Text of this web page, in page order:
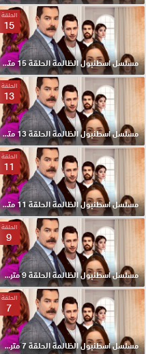
الحلقة
15
مسلسل اسطنبول الظالمة الحلقة 15 مترجم HD
الحلقة
13
مسلسل اسطنبول الظالمة الحلقة 13 مترجم HD
الحلقة
11
مسلسل اسطنبول الظالمة الحلقة 11 مترجم HD
الحلقة
9
مسلسل اسطنبول الظالمة الحلقة 9 مترجم HD
الحلقة
7
مسلسل اسطنبول الظالمة الحلقة 7 مترجم HD